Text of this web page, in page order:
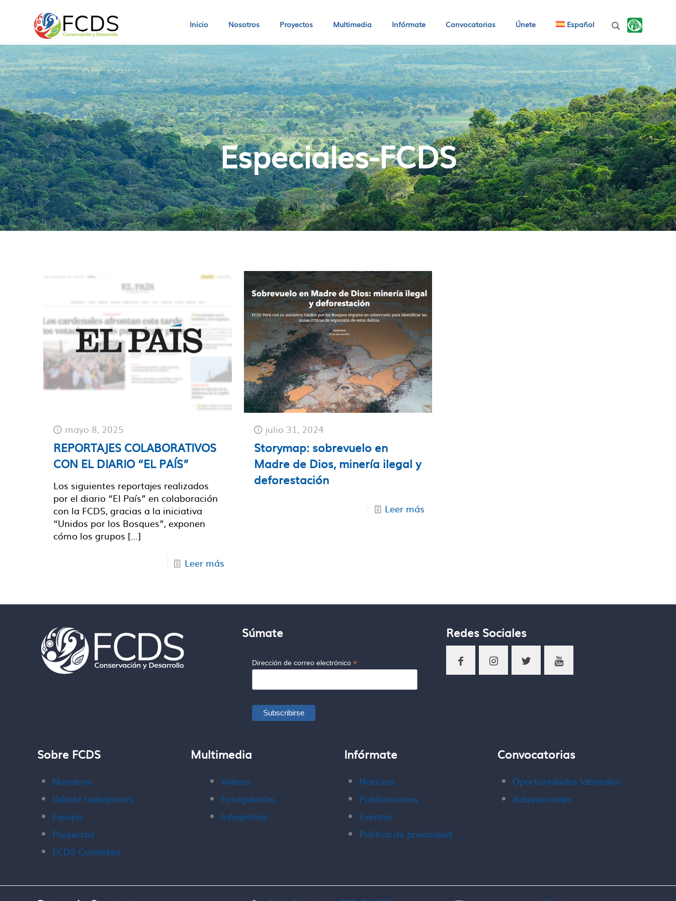
Inicio Nosotros Proyectos Multimedia Infórmate Convocatorias Únete Español
Especiales-FCDS
mayo 8, 2025
REPORTAJES COLABORATIVOS
CON EL DIARIO “EL PAÍS”
Los siguientes reportajes realizados
por el diario “El País” en colaboración
con la FCDS, gracias a la iniciativa
“Unidos por los Bosques”, exponen
cómo los grupos […]
Leer más
julio 31, 2024
Storymap: sobrevuelo en
Madre de Dios, minería ilegal y
deforestación
Leer más
Súmate
Dirección de correo electrónico *
Redes Sociales
Sobre FCDS
Nosotros
Dónde trabajamos
Equipo
Proyectos
FCDS Colombia
Multimedia
Videos
Fotogalerías
Infografías
Infórmate
Noticias
Publicaciones
Eventos
Política de privacidad
Convocatorias
Oportunidades laborales
Adquisiciones